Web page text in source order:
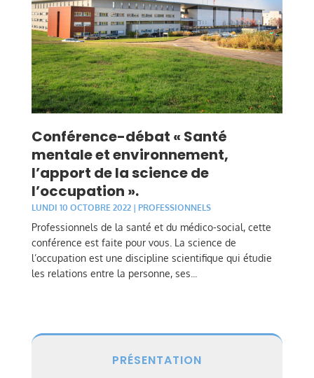
Conférence-débat « Santé
mentale et environnement,
l’apport de la science de
l’occupation ».
LUNDI 10 OCTOBRE 2022| PROFESSIONNELS
Professionnels de la santé et du médico-social, cette
conférence est faite pour vous. La science de
l’occupation est une discipline scientifique qui étudie
les relations entre la personne, ses...
PRÉSENTATION